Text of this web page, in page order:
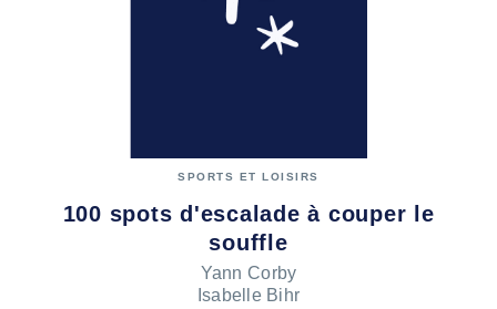
SPORTS ET LOISIRS
100 spots d'escalade à couper le
souffle
Yann Corby
Isabelle Bihr